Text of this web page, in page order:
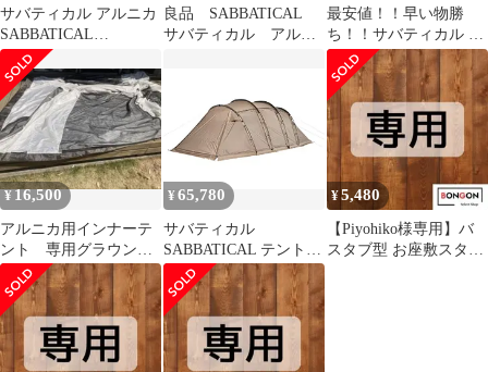
サバティカル アルニカ
SABBATICAL
ARNICA 2ルームテン
ト
良品 SABBATICAL
サバティカル アルニ
最安値！！早い物勝
ち！！サバティカル ア
ルニカ
¥16,500
アルニカ用インナーテ
ント 専用グラウンド
シート サバティカル
¥65,780
サバティカル
SABBATICAL テント
アルニカ キャンプ 2人
4人 5人 防水 2ルーム
ファミリー アルミポー
ル
¥5,480
【Piyohiko様専用】バ
スタブ型 お座敷スタイ